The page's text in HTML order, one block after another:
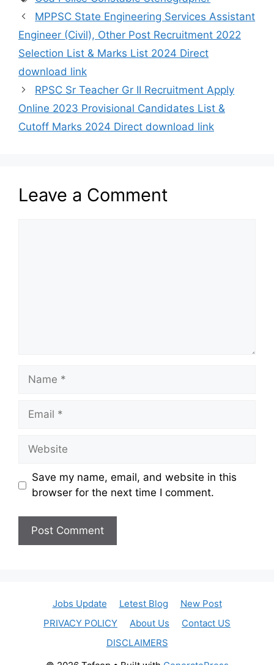
MPPSC State Engineering Services Assistant
Engineer (Civil), Other Post Recruitment 2022
Selection List & Marks List 2024 Direct
download link
RPSC Sr Teacher Gr II Recruitment Apply
Online 2023 Provisional Candidates List &
Cutoff Marks 2024 Direct download link
Leave a Comment
Name
Email
Website
Save my name, email, and website in this
browser for the next time I comment.
Jobs Update Letest Blog
New Post
PRIVACY POLICY
About Us
Contact US
DISCLAIMERS